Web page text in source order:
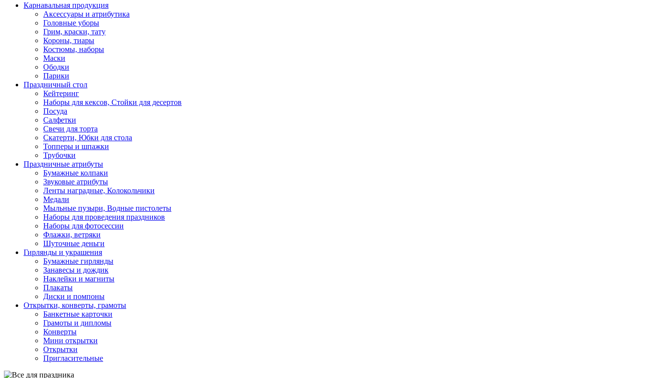
Карнавальная продукция
Аксессуары и атрибутика
Головные уборы
Грим, краски, тату
Короны, тиары
Костюмы, наборы
Маски
Ободки
Парики
Праздничный стол
Кейтеринг
Наборы для кексов, Стойки для десертов
Посуда
Салфетки
Свечи для торта
Скатерти, Юбки для стола
Топперы и шпажки
Трубочки
Праздничные атрибуты
Бумажные колпаки
Звуковые атрибуты
Ленты наградные, Колокольчики
Медали
Мыльные пузыри, Водные пистолеты
Наборы для проведения праздников
Наборы для фотосессии
Флажки, ветряки
Шуточные деньги
Гирлянды и украшения
Бумажные гирлянды
Занавесы и дождик
Наклейки и магниты
Плакаты
Диски и помпоны
Открытки, конверты, грамоты
Банкетные карточки
Грамоты и дипломы
Конверты
Мини открытки
Открытки
Пригласительные